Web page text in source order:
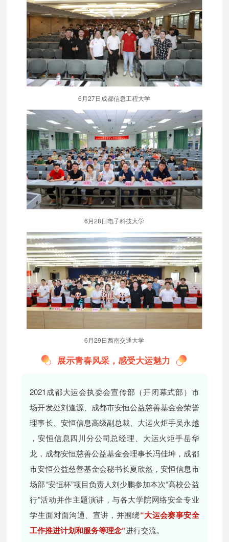
6月27日成都信息工程大学
6月28日电子科技大学
6月29日西南交通大学
展示青春风采，感受大运魅力
2021成都大运会执委会宣传部（开闭幕式部）市
场开发处刘逢源、成都市安恒公益慈善基金会荣誉
理事长、安恒信息高级副总裁、大运火炬手吴永越
，安恒信息四川分公司总经理、大运火炬手岳华
龙，成都安恒慈善公益基金会理事长冯佳坤，成都
市安恒公益慈善基金会秘书长夏欣然，安恒信息市
场部“安恒杯”项目负责人刘少鹏参加本次“高校公益
行”活动并作主题演讲，与各大学院网络安全专业
学生面对面沟通、宣讲，并围绕“大运会赛事安全
工作推进计划和服务等理念”进行交流。